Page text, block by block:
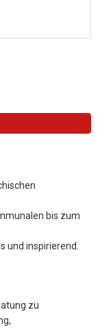
bis zum
und inspirierend.
zu